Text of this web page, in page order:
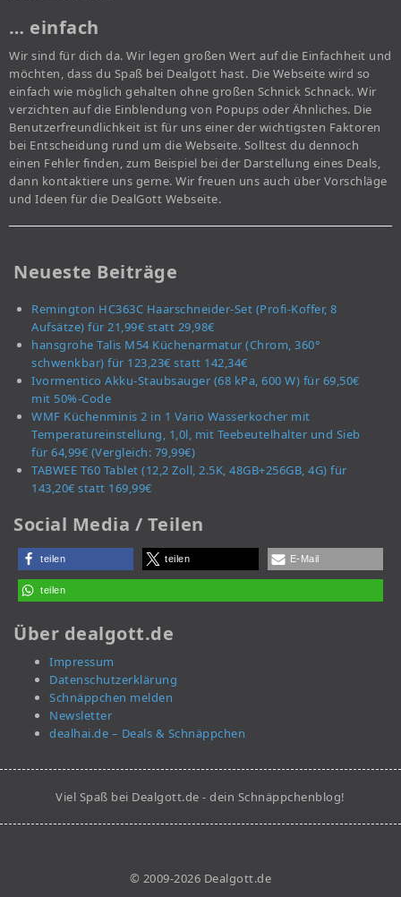
… einfach
Wir sind für dich da. Wir legen großen Wert auf die Einfachheit und
möchten, dass du Spaß bei Dealgott hast. Die Webseite wird so
einfach wie möglich gehalten ohne großen Schnick Schnack. Wir
verzichten auf die Einblendung von Popups oder Ähnliches. Die
Benutzerfreundlichkeit ist für uns einer der wichtigsten Faktoren
bei Entscheidung rund um die Webseite. Solltest du dennoch
einen Fehler finden, zum Beispiel bei der Darstellung eines Deals,
dann kontaktiere uns gerne. Wir freuen uns auch über Vorschläge
und Ideen für die DealGott Webseite.
Neueste Beiträge
Remington HC363C Haarschneider-Set (Profi-Koffer, 8
Aufsätze) für 21,99€ statt 29,98€
hansgrohe Talis M54 Küchenarmatur (Chrom, 360°
schwenkbar) für 123,23€ statt 142,34€
Ivormentico Akku-Staubsauger (68 kPa, 600 W) für 69,50€
mit 50%-Code
WMF Küchenminis 2 in 1 Vario Wasserkocher mit
Temperatureinstellung, 1,0l, mit Teebeutelhalter und Sieb
für 64,99€ (Vergleich: 79,99€)
TABWEE T60 Tablet (12,2 Zoll, 2.5K, 48GB+256GB, 4G) für
143,20€ statt 169,99€
Social Media / Teilen
teilen teilen E-Mail
teilen
Über dealgott.de
Impressum
Datenschutzerklärung
Schnäppchen melden
Newsletter
dealhai.de – Deals & Schnäppchen
Viel Spaß bei Dealgott.de - dein Schnäppchenblog!
© 2009-2026 Dealgott.de